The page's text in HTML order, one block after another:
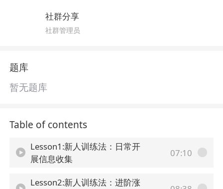
社群分享
社群管理员
题库
暂无题库
Table of contents
Lesson1:新人训练法：日常开
展信息收集
07:10
Lesson2:新人训练法：进阶涨